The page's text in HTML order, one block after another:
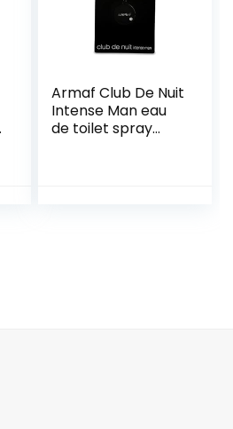
Armaf Club De Nuit
Intense Man eau
de toilet spray